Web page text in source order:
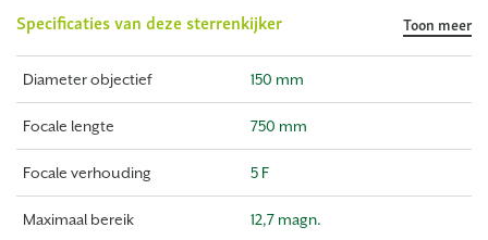
Specificaties van deze sterrenkijker Toon meer
Diameter objectief 150 mm
Focale lengte 750 mm
Focale verhouding 5 F
Maximaal bereik 12,7 magn.